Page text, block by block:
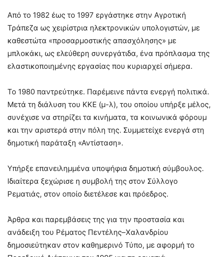
Από το 1982 έως το 1997 εργάστηκε στην Αγροτική
Τράπεζα ως χειρίστρια ηλεκτρονικών υπολογιστών, με
καθεστώτα «προσαρμοστικής απασχόλησης» με
μπλοκάκι, ως ελεύθερη συνεργάτιδα, ένα πρόπλασμα της
ελαστικοποιημένης εργασίας που κυριαρχεί σήμερα.
Το 1980 παντρεύτηκε. Παρέμεινε πάντα ενεργή πολιτικά.
Μετά τη διάλυση του ΚΚΕ (μ-λ), του οποίου υπήρξε μέλος,
συνέχισε να στηρίζει τα κινήματα, τα κοινωνικά φόρουμ
και την αριστερά στην πόλη της. Συμμετείχε ενεργά στη
δημοτική παράταξη «Αντίσταση».
Υπήρξε επανειλημμένα υποψήφια δημοτική σύμβουλος.
Ιδιαίτερα ξεχώρισε η συμβολή της στον Σύλλογο
Ρεματιάς, στον οποίο διετέλεσε και πρόεδρος.
Άρθρα και παρεμβάσεις της για την προστασία και
ανάδειξη του Ρέματος Πεντέλης–Χαλανδρίου
δημοσιεύτηκαν στον καθημερινό Τύπο, με αφορμή το